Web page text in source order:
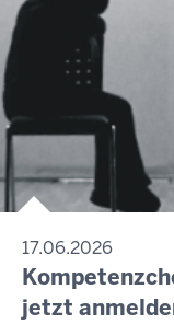
17.06.2026
jetzt